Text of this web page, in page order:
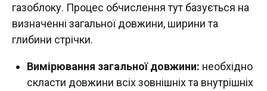
газоблоку. Процес обчислення тут базується на
визначенні загальної довжини, ширини та
глибини стрічки.
Вимірювання загальної довжини: необхідно
скласти довжини всіх зовнішніх та внутрішніх